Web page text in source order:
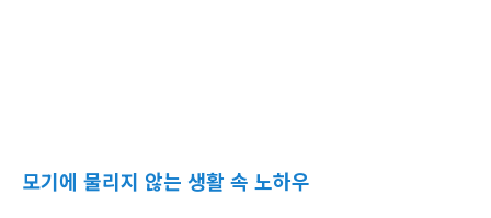
모기에 물리지 않는 생활 속 노하우